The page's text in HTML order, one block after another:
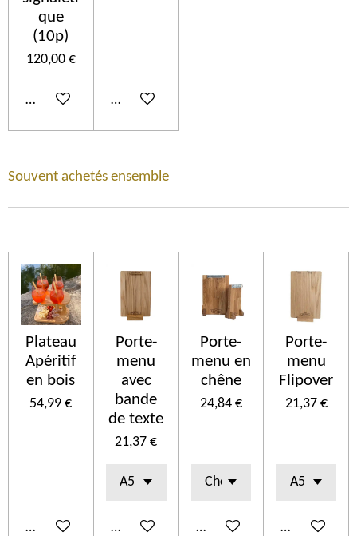
que
(10p)
120,00 €
Ajouter au panierAjouter au panier
Souvent achetés ensemble
Plateau
Apéritif
en bois
54,99 €
Ajouter au panier
Porte-
menu
avec
bande
de texte
21,37 €
Ajouter au panier
Porte-
menu en
chêne
24,84 €
Ajouter au panier
Porte-
menu
Flipover
21,37 €
Ajouter au